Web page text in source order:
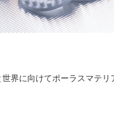
界に向けてポーラスマテリ